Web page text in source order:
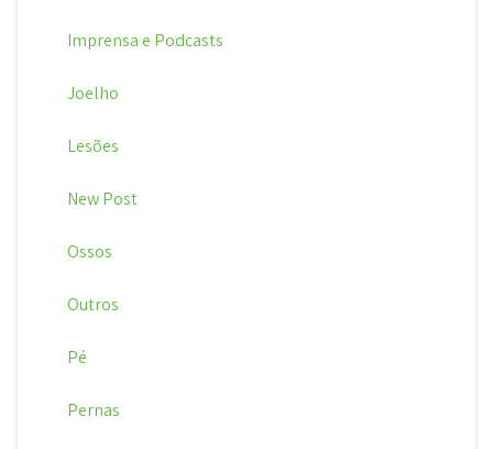
Imprensa e Podcasts
Joelho
Lesões
New Post
Ossos
Outros
Pé
Pernas